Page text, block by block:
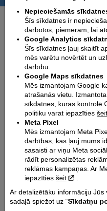
Izmēri mm (garums / bāze /
1945 / 1370 / 700
Sēdekļa augstums mm:
Degvielas tvertnes tilp. l:
Degvielas patēriņš (l/100 km):
CO2 emisija (g/km):
Dzinēja tips:
Dzesēšanas tips:
Gaisa dzese
49
Nepieciešamās
Šīs sīkdatnes ir
darbotos, piemēram, lai
Google Analytics
Šīs sīkdatnes ļauj skaitīt
mēs varētu novērtēt un
darbību.
Google Maps sīkdatnes
Mēs izmantojam Google
atrašanās vietu.
sīkdatnes, kuras kontrolē
politiku varat iepazīties šeit
Meta Pixel
Mēs izmantojam Meta
darbības, kas ļauj mums
sasaisti ar viņu Meta
rādīt personalizētas
reklāmas kampaņas. Ar
iepazīties šeit
Ar detalizētāku informāciju
sadaļā spiežot uz “Sīkdatņu